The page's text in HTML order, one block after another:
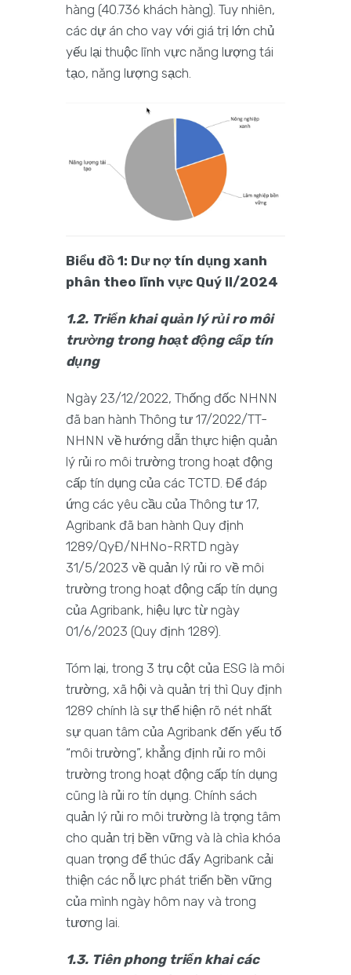
hàng (40.736 khách hàng). Tuy nhiên,
các dự án cho vay với giá trị lớn chủ
yếu lại thuộc lĩnh vực năng lượng tái
tạo, năng lượng sạch.
Biểu đồ 1: Dư nợ tín dụng xanh
phân theo lĩnh vực Quý II/2024
1.2. Triển khai quản lý rủi ro môi
trường trong hoạt động cấp tín
dụng
Ngày 23/12/2022, Thống đốc NHNN
đã ban hành Thông tư 17/2022/TT-
NHNN về hướng dẫn thực hiện quản
lý rủi ro môi trường trong hoạt động
cấp tín dụng của các TCTD. Để đáp
ứng các yêu cầu của Thông tư 17,
Agribank đã ban hành Quy định
1289/QyĐ/NHNo-RRTD ngày
31/5/2023 về quản lý rủi ro về môi
trường trong hoạt động cấp tín dụng
của Agribank, hiệu lực từ ngày
01/6/2023 (Quy định 1289).
Tóm lại, trong 3 trụ cột của ESG là môi
trường, xã hội và quản trị thì Quy định
1289 chính là sự thể hiện rõ nét nhất
sự quan tâm của Agribank đến yếu tố
“môi trường”, khẳng định rủi ro môi
trường trong hoạt động cấp tín dụng
cũng là rủi ro tín dụng. Chính sách
quản lý rủi ro môi trường là trọng tâm
cho quản trị bền vững và là chìa khóa
quan trọng để thúc đẩy Agribank cải
thiện các nỗ lực phát triển bền vững
của mình ngày hôm nay và trong
tương lai.
1.3. Tiên phong triển khai các